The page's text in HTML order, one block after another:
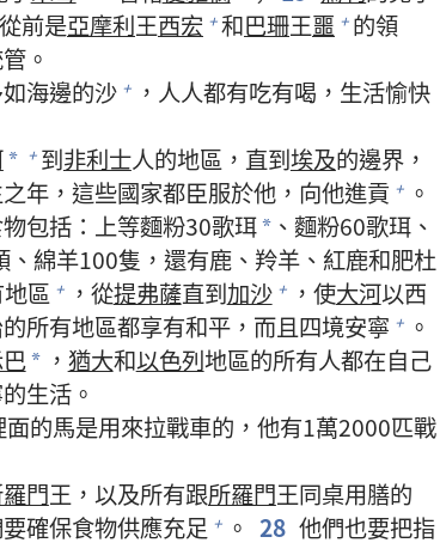
前是亞摩利王西宏 + 和巴珊王噩 + 的領
。
海邊的沙 + ，人人都有吃有喝，生活愉快
* + 到非利士人的地區，直到埃及的邊界，
年，這些國家都臣服於他，向他進貢 + 。
包括：上等麵粉30歌珥*、麵粉60歌珥、
綿羊100隻，還有鹿、羚羊、紅鹿和肥杜
區 + ，從提弗薩直到加沙 + ，使大河以西
所有地區都享有和平，而且四境安寧 + 。
* ， 猶大和以色列地區的所有人都在自己
生活。
的馬是用來拉戰車的，他有1萬2000匹戰
門王，以及所有跟所羅門王同桌用膳的
確保食物供應充足 + 。 28 他們也要把指